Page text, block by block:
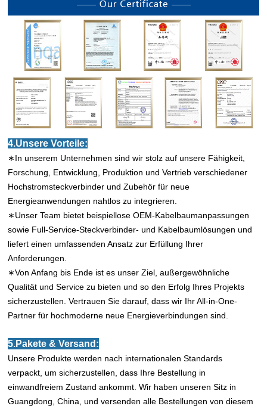
4.Unsere Vorteile:
∗In unserem Unternehmen sind wir stolz auf unsere Fähigkeit,
Forschung, Entwicklung, Produktion und Vertrieb verschiedener
Hochstromsteckverbinder und Zubehör für neue
Energieanwendungen nahtlos zu integrieren.
∗Unser Team bietet beispiellose OEM-Kabelbaumanpassungen
sowie Full-Service-Steckverbinder- und Kabelbaumlösungen und
liefert einen umfassenden Ansatz zur Erfüllung Ihrer
Anforderungen.
∗Von Anfang bis Ende ist es unser Ziel, außergewöhnliche
Qualität und Service zu bieten und so den Erfolg Ihres Projekts
sicherzustellen. Vertrauen Sie darauf, dass wir Ihr All-in-One-
Partner für hochmoderne neue Energieverbindungen sind.
5.Pakete & Versand:
Unsere Produkte werden nach internationalen Standards
verpackt, um sicherzustellen, dass Ihre Bestellung in
einwandfreiem Zustand ankommt. Wir haben unseren Sitz in
Guangdong, China, und versenden alle Bestellungen von diesem